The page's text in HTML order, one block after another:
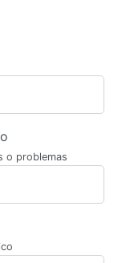
o problemas